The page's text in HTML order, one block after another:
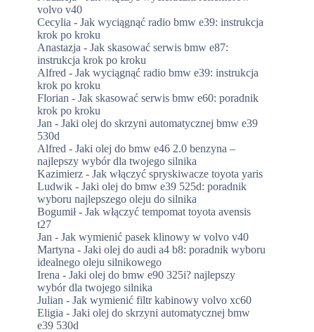
volvo v40
Cecylia -Jak wyciągnąć radio bmw e39: instrukcja
krok po kroku
Anastazja -Jak skasować serwis bmw e87:
instrukcja krok po kroku
Alfred -Jak wyciągnąć radio bmw e39: instrukcja
krok po kroku
Florian -Jak skasować serwis bmw e60: poradnik
krok po kroku
Jan -Jaki olej do skrzyni automatycznej bmw e39
530d
Alfred -Jaki olej do bmw e46 2.0 benzyna –
najlepszy wybór dla twojego silnika
Kazimierz -Jak włączyć spryskiwacze toyota yaris
Ludwik -Jaki olej do bmw e39 525d: poradnik
wyboru najlepszego oleju do silnika
Bogumił-Jak włączyć tempomat toyota avensis
t27
Jan -Jak wymienić pasek klinowy w volvo v40
Martyna -Jaki olej do audi a4 b8: poradnik wyboru
idealnego oleju silnikowego
Irena -Jaki olej do bmw e90 325i? najlepszy
wybór dla twojego silnika
Julian -Jak wymienić filtr kabinowy volvo xc60
Eligia -Jaki olej do skrzyni automatycznej bmw
e39 530d